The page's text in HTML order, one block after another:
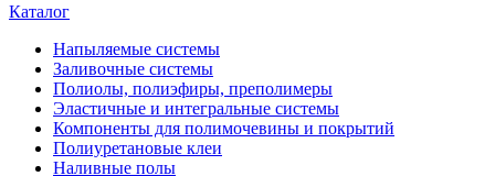
Каталог
Напыляемые системы
Заливочные системы
Полиолы, полиэфиры, преполимеры
Эластичные и интегральные системы
Компоненты для полимочевины и покрытий
Полиуретановые клеи
Наливные полы